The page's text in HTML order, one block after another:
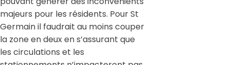
majeurs pour les résidents. Pour St
Germain il faudrait au moins couper
la zone en deux en s’assurant que
les circulations et les